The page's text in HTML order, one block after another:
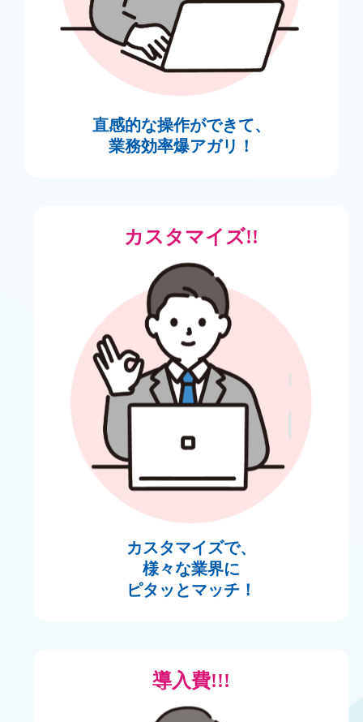
直感的な操作ができて、
業務効率爆アガリ！
カスタマイズ!!
カスタマイズで、
様々な業界に
ピタッ とマッチ！
導入費!!!